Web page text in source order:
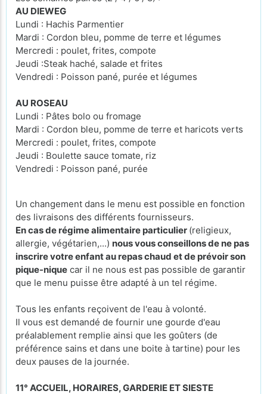
AU DIEWEG
Lundi : Hachis Parmentier
Mardi : Cordon bleu, pomme de terre et légumes
Mercredi : poulet, frites, compote
Jeudi :Steak haché, salade et frites
Vendredi : Poisson pané, purée et légumes
AU ROSEAU
Lundi : Pâtes bolo ou fromage
Mardi : Cordon bleu, pomme de terre et haricots verts
Mercredi : poulet, frites, compote
Jeudi : Boulette sauce tomate, riz
Vendredi : Poisson pané, purée
Un changement dans le menu est possible en fonction
des livraisons des différents fournisseurs.
En cas de régime alimentaire particulier (religieux,
allergie, végétarien,...) nous vous conseillons de ne pas
inscrire votre enfant au repas chaud et de prévoir son
pique-nique car il ne nous est pas possible de garantir
que le menu puisse être adapté à un tel régime.
Tous les enfants reçoivent de l'eau à volonté.
Il vous est demandé de fournir une gourde d'eau
préalablement remplie ainsi que les goûters (de
préférence sains et dans une boite à tartine) pour les
deux pauses de la journée.
11° ACCUEIL, HORAIRES, GARDERIE ET SIESTE